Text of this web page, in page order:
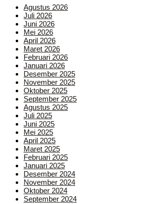
Agustus 2026
Juli 2026
Juni 2026
Mei 2026
April 2026
Maret 2026
Februari 2026
Januari 2026
Desember 2025
November 2025
Oktober 2025
September 2025
Agustus 2025
Juli 2025
Juni 2025
Mei 2025
April 2025
Maret 2025
Februari 2025
Januari 2025
Desember 2024
November 2024
Oktober 2024
September 2024